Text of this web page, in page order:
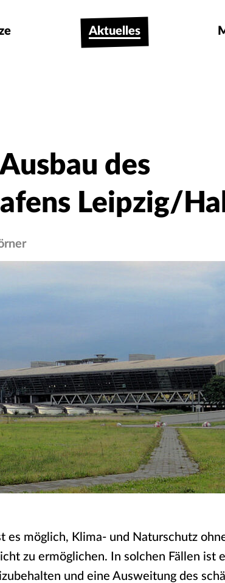
Aktuelles
des
Leipzig/
es möglich, Klima- und Naturschutz
zu ermöglichen. In solchen Fällen ist
und eine Ausweitung des